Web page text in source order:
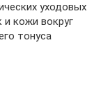
уходовых
кожи вокруг
тонуса